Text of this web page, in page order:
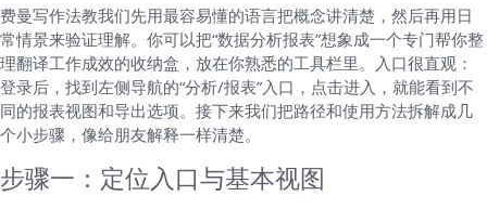
费曼写作法教我们先用最容易懂的语言把概念讲清楚，然后再用日
常情景来验证理解。你可以把“数据分析报表”想象成一个专门帮你整
理翻译工作成效的收纳盒，放在你熟悉的工具栏里。入口很直观：
登录后，找到左侧导航的“分析/报表”入口，点击进入，就能看到不
同的报表视图和导出选项。接下来我们把路径和使用方法拆解成几
个小步骤，像给朋友解释一样清楚。
步骤一：定位入口与基本视图